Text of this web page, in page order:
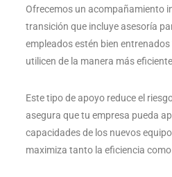
Ofrecemos un acompañamiento
transición que incluye asesoría
empleados estén bien
utilicen de la manera más
Este tipo de apoyo reduce el
asegura que tu empresa pueda
capacidades de los nuevos
maximiza tanto la eficiencia